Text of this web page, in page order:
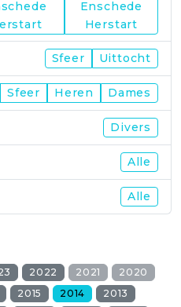
Enschede
Herstart
Sfeer Uittocht
Sfeer Heren Dames
Divers
Alle
Alle
2022 2021
2020
2015 2014
2013